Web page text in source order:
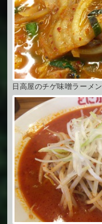
日高屋のチゲ味噌ラーメン